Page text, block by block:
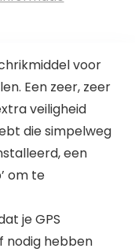
voor
Een zeer, zeer
veiligheid
die simpelweg
een
om te
je GPS
nodig hebben